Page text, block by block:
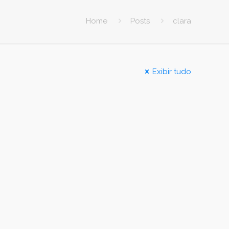
Home Posts clara
Exibir tudo